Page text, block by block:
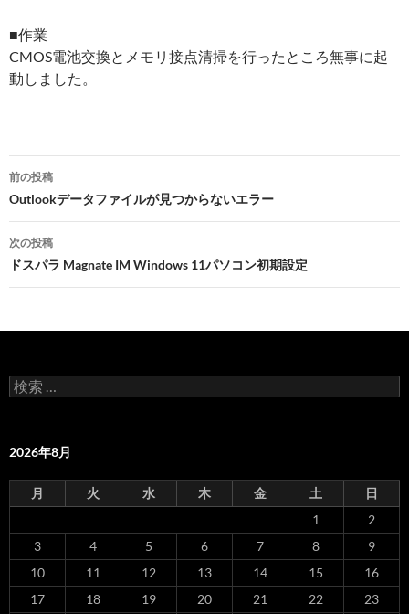
■作業
CMOS電池交換とメモリ接点清掃を行ったところ無事に起
動しました。
投
稿
ナ
ゲ
シ
ン
前の投稿
Outlookデータファイルが見つからないエラー
次の投稿
ドスパラ Magnate IM Windows 11パソコン初期設定
検
索
2026年8月
月 火 水 木 金 土 日
1
2
3
4 5 6 7 8
9
10
11 12 13 14 15
16
17
18 19 20 21 22
23